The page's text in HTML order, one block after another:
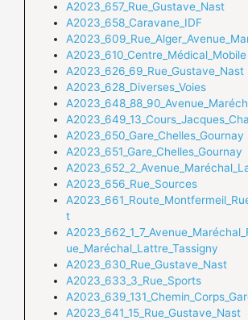
A2023_657_Rue_Gustave_Nast
A2023_658_Caravane_IDF
A2023_610_Centre_Médical_Mobile
A2023_626_69_Rue_Gustave_Nast
A2023_628_Diverses_Voies
A2023_650_Gare_Chelles_Gournay
A2023_651_Gare_Chelles_Gournay
A2023_656_Rue_Sources
t
ue_Maréchal_Lattre_Tassigny
A2023_630_Rue_Gustave_Nast
A2023_633_3_Rue_Sports
A2023_641_15_Rue_Gustave_Nast